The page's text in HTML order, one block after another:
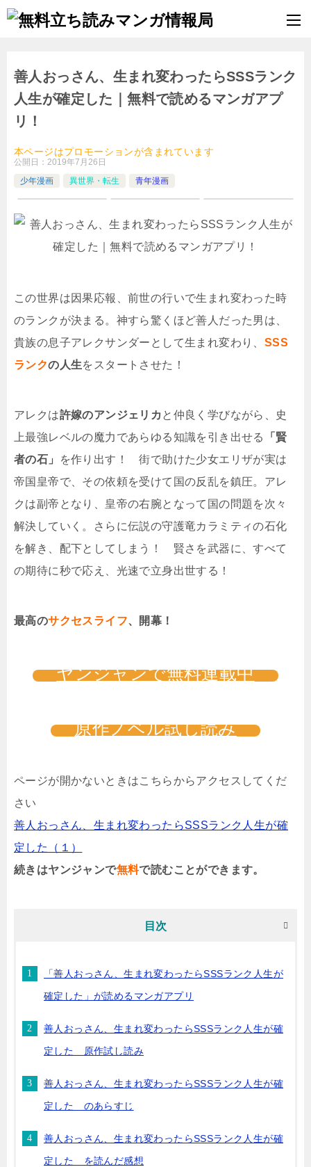
善人おっさん、生まれ変わったらSSSランク
人生が確定した｜無料で読めるマンガアプ
リ！
本ページはプロモーションが含まれています
公開日： 2019年7月26日
少年漫画
異世界・転生 青年漫画
この世界は因果応報、前世の行いで生まれ変わった時
のランクが決まる。神すら驚くほど善人だった男は、
貴族の息子アレクサンダーとして生まれ変わり、 SSS
ランクの人生をスタートさせた！
アレクは許嫁のアンジェリカ と仲良く学びながら、史
上最強レベルの魔力であらゆる知識を引き出せる
「賢
者の石」
を作り出す！ 街で助けた少女エリザが実は
帝国皇帝で、その依頼を受けて国の反乱を鎮圧。アレ
クは副帝となり、皇帝の右腕となって国の問題を次々
解決していく。さらに伝説の守護竜カラミティの石化
を解き、配下としてしまう！ 賢さを武器に、すべて
の期待に秒で応え、光速で立身出世する！
最高のサクセスライフ、開幕！
ヤンジャンで無料連載中
原作ノベル試し読み
ページが開かないときはこちらからアクセスしてくだ
さい
善人おっさん、生まれ変わったらSSSランク人生が確
定した（１）
続きはヤンジャンで無料で読むことができます。
目次
「善人おっさん、生まれ変わったらSSSランク人生が
確定した」が読めるマンガアプリ
善人おっさん、生まれ変わったらSSSランク人生が確
定した 原作試し読み
善人おっさん、生まれ変わったらSSSランク人生が確
定した のあらすじ
善人おっさん、生まれ変わったらSSSランク人生が確
定した を読んだ感想